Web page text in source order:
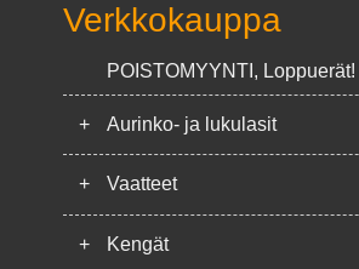
Verkkokauppa
POISTOMYYNTI, Loppuerät!
+ Aurinko- ja lukulasit
+ Vaatteet
+ Kengät